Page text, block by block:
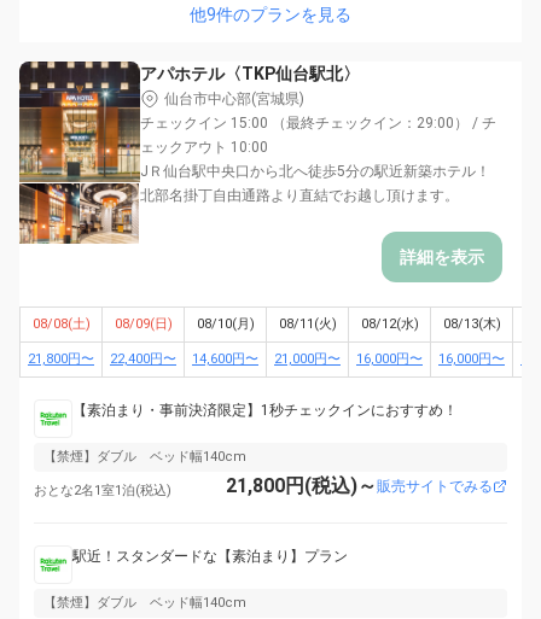
他9件のプランを見る
アパホテル〈TKP仙台駅北〉
仙台市中心部(宮城県)
チェックイン 15:00 （最終チェックイン：29:00） / チ
ェックアウト 10:00
JＲ仙台駅中央口から北へ徒歩5分の駅近新築ホテル！
北部名掛丁自由通路より直結でお越し頂けます。
詳細を表示
08/08(土) 08/09(日) 08/10(月) 08/11(火) 08/12(水) 08/13(木)
21,800円〜 22,400円〜 14,600円〜 21,000円〜 16,000円〜 16,000円〜
【素泊まり・事前決済限定】1秒チェックインにおすすめ！
【禁煙】ダブル ベッド幅140cm
おとな2名1室1泊(税込) 21,800円(税込)～販売サイトでみる
駅近！スタンダードな【素泊まり】プラン
【禁煙】ダブル ベッド幅140cm